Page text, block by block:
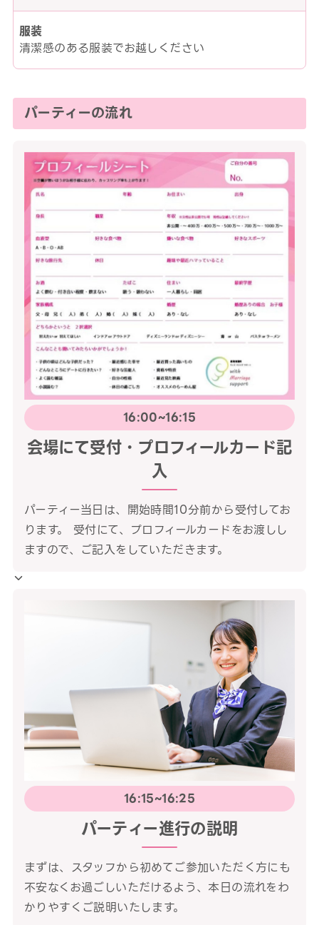
服装
清潔感のある服装でお越しください
パーティーの流れ
16:00~16:15
会場にて受付・プロフィールカード記
入
パーティー当日は、開始時間10分前から受付してお
ります。 受付にて、プロフィールカードをお渡しし
ますので、ご記入をしていただきます。
16:15~16:25
パーティー進行の説明
まずは、スタッフから初めてご参加いただく方にも
不安なくお過ごしいただけるよう、本日の流れをわ
かりやすくご説明いたします。